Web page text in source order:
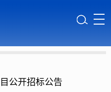
公开招标公告